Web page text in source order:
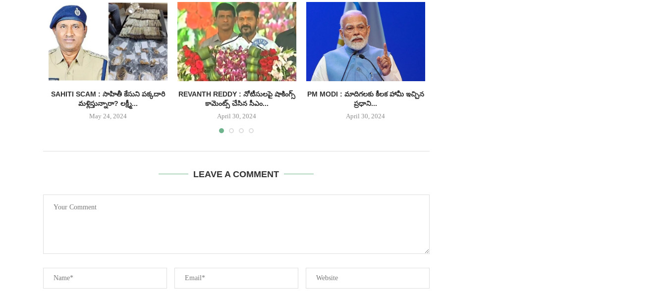
SAHITI SCAM : సాహితీ కేసుని పక్కదారి
మళ్లిస్తున్నారా? లక్ష్మీ...
May 24, 2024
REVANTH REDDY : నోటీసులపై షాకింగ్స్
కామెంట్స్ చేసిన సీఎం...
April 30, 2024
PM MODI : మాదిగలకు కీలక హామీ ఇచ్చిన
ప్రధాని...
April 30, 2024
LEAVE A COMMENT